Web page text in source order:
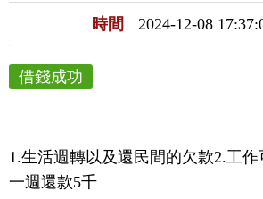
時間 2024-12-08
借錢成功
1.生活週轉以及還民間的欠款2.工
一週還款5千